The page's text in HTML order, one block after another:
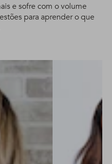
e sofre com o volume
para aprender o que